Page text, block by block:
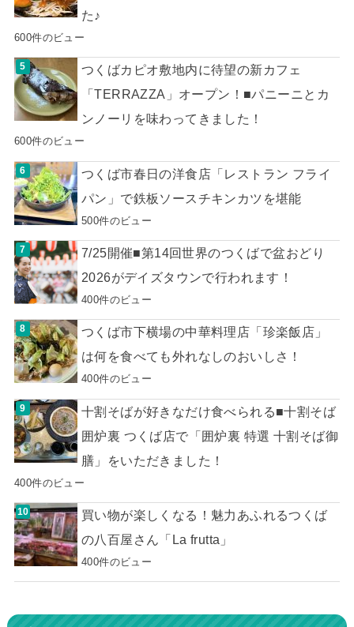
た♪
600件のビュー
つくばカピオ敷地内に待望の新カフェ
「TERRAZZA」オープン！■パニーニとカ
ンノーリを味わってきました！
600件のビュー
つくば市春日の洋食店「レストラン フライ
パン」で鉄板ソースチキンカツを堪能
500件のビュー
7/25開催■第14回世界のつくばで盆おどり
2026がデイズタウンで行われます！
400件のビュー
つくば市下横場の中華料理店「珍楽飯店」
は何を食べても外れなしのおいしさ！
400件のビュー
十割そばが好きなだけ食べられる■十割そば
囲炉裏 つくば店で「囲炉裏 特選 十割そば御
膳」をいただきました！
400件のビュー
買い物が楽しくなる！魅力あふれるつくば
の八百屋さん「La frutta」
400件のビュー